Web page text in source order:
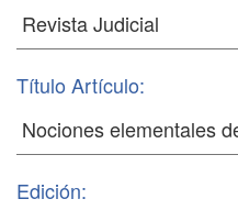
Título Artículo:
Edición: